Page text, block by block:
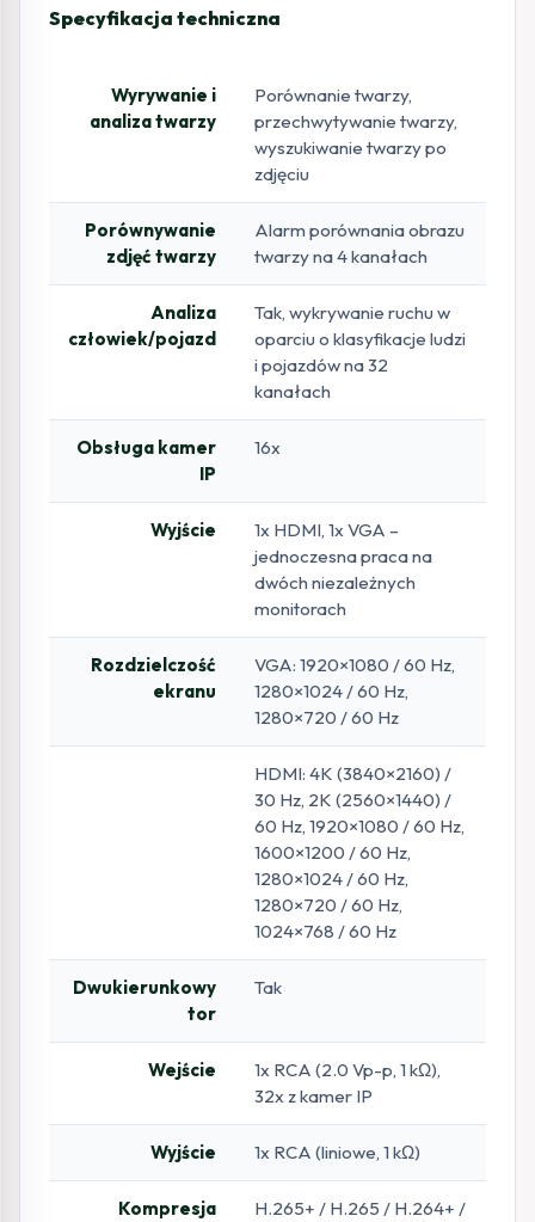
Specyfikacja techniczna
Wyrywanie i
analiza twarzy
Porównanie twarzy,
przechwytywanie twarzy,
wyszukiwanie twarzy po
zdjęciu
Porównywanie
zdjęć twarzy
Alarm porównania obrazu
twarzy na 4 kanałach
Analiza
człowiek/pojazd
Tak, wykrywanie ruchu w
oparciu o klasyfikacje ludzi
i pojazdów na 32
kanałach
Obsługa kamer
IP
16x
Wyjście
1x HDMI, 1x VGA –
jednoczesna praca na
dwóch niezależnych
monitorach
Rozdzielczość
ekranu
VGA: 1920×1080 / 60 Hz,
1280×1024 / 60 Hz,
1280×720 / 60 Hz
HDMI: 4K (3840×2160) /
30 Hz, 2K (2560×1440) /
60 Hz, 1920×1080 / 60 Hz,
1600×1200 / 60 Hz,
1280×1024 / 60 Hz,
1280×720 / 60 Hz,
1024×768 / 60 Hz
Dwukierunkowy
tor
Tak
Wejście
1x RCA (2.0 Vp-p, 1 kΩ),
32x z kamer IP
Wyjście 1x RCA (liniowe, 1 kΩ)
Kompresja
H.265+ / H.265 / H.264+ /